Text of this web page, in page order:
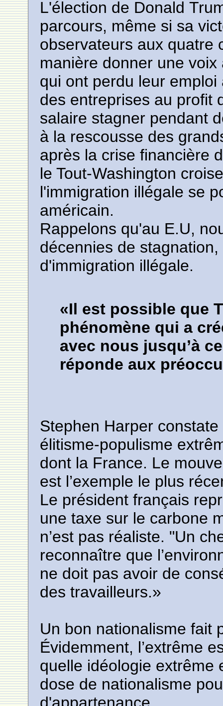
L'élection de Donald
parcours, même si sa
observateurs aux quatre
manière donner une
qui ont perdu leur
des entreprises au profit
salaire stagner pendant
à la rescousse des
après la crise financière
le Tout-Washington
l'immigration illégale se
américain.
Rappelons qu'au E.U,
décennies de
d'immigration illégale.
«Il est possible que
phénomène qui a
avec nous jusqu’à
réponde aux
Stephen Harper
élitisme-populisme
dont la France. Le
est l’exemple le plus
Le président français
une taxe sur le carbone
n’est pas réaliste. "Un
reconnaître que
ne doit pas avoir de
des travailleurs.»
Un bon nationalisme fait
Évidemment, l’extrême
quelle idéologie extrême
dose de nationalisme